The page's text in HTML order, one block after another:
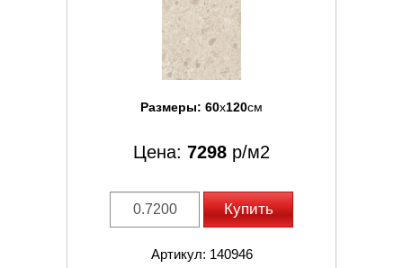
Размеры: 60x120см
Цена: 7298 р/м2
Купить
Артикул: 140946